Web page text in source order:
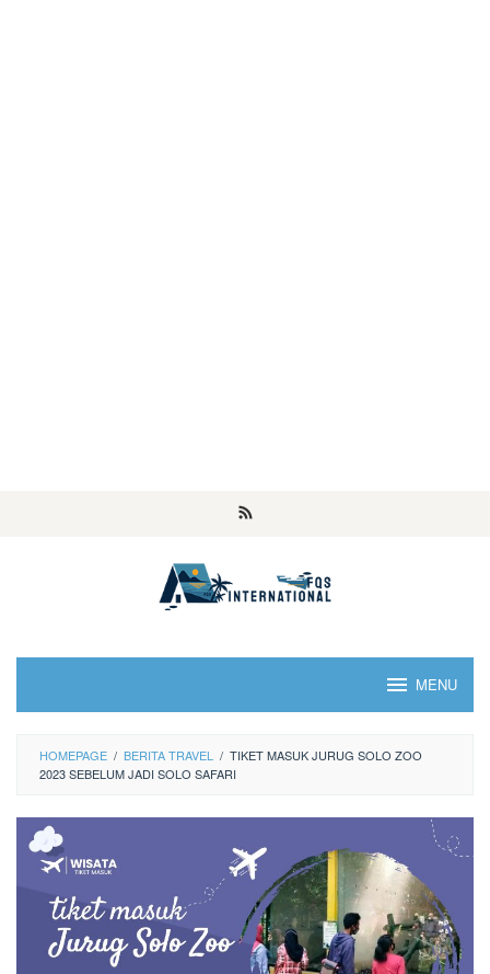
MENU
HOMEPAGE / BERITA TRAVEL / TIKET MASUK JURUG SOLO ZOO
2023 SEBELUM JADI SOLO SAFARI